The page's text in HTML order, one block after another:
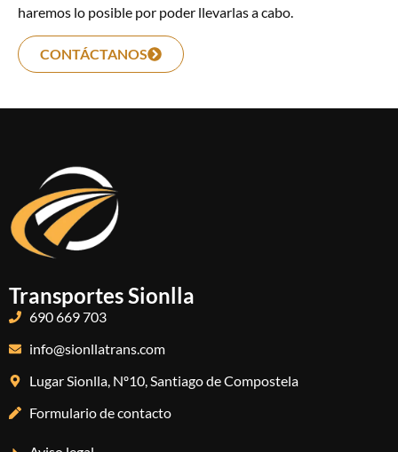
haremos lo posible por poder llevarlas a cabo.
CONTÁCTANOS
Transportes Sionlla
690 669 703
info@sionllatrans.com
Lugar Sionlla, Nº10, Santiago de Compostela
Formulario de contacto